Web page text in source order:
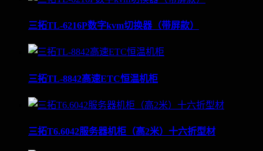
三拓TL-6216P数字kvm切换器（带屏款）
三拓TL-8842高速ETC恒温机柜
三拓T6.6042服务器机柜（高2米）十六折型材